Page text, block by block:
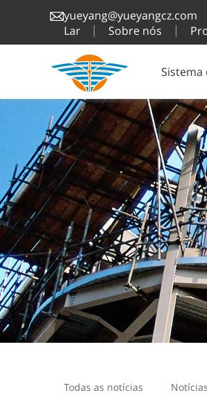
yueyang@yueyangcz.com
Lar
Sobre nós
Sistema
Todas as notícias Notícias